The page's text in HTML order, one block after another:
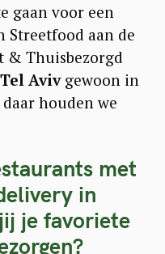
gaan voor een
Streetfood aan de
& Thuisbezorgd
Avivgewoon in
houden we
met
in
je favoriete